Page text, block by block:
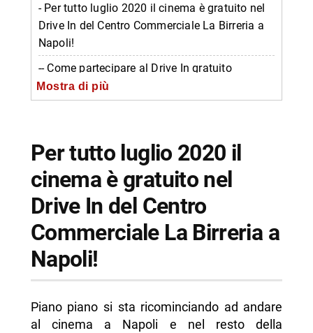
- Per tutto luglio 2020 il cinema è gratuito nel
Drive In del Centro Commerciale La Birreria a
Napoli!
-- Come partecipare al Drive In gratuito
-- Come entrare nel Drive In
-- Informazioni sul Drive In gratuito
-- Scopri di più da Napolike.it
Mostra di più
Per tutto luglio 2020 il
cinema è gratuito nel
Drive In del Centro
Commerciale La Birreria a
Napoli!
Piano piano si sta ricominciando ad andare
al cinema a Napoli e nel resto della